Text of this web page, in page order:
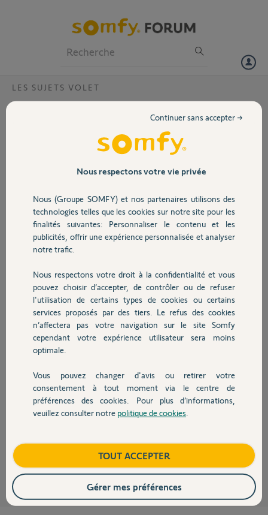
Volet
Sécurité
Domotique
Chauffage
Autres produits
Devis avec un pro
Contact
LES SUJETS VOLET
Moteur court Somfy Rolux,quelle nouvelle
Bonjour à toute la communauté,
Je me trouve actuellement dans une impasse...je dois remplacer un
moteur court de volet.Le moteur est démonté et est un moteur court
cm de longueur,d'un diamètre extérieur de 44 mm ayant un
engrenage intégré dans le tube à une profondeur de 9,5 cm .
connaissez-vous une équivalence?
Merci et bon après-midi
Participer au fil de discussion
Réponses
Bonjour,
En moteur court vous avez celui-cihttps://voleda.fr/moteur-somfy-
oximo-io/moteur-somfy-oxim...
Mais il est radio IO.
il y a environ 5 ans
Nous respectons votre vie privée
Nous (Groupe SOMFY) et nos partenaires utilisons des
technologies telles que les cookies sur notre site pour les
finalités suivantes: Personnaliser le contenu et les
publicités, offrir une expérience personnalisée et analyser
notre trafic.
Nous respectons votre droit à la confidentialité et vous
pouvez choisir d’accepter, de contrôler ou de refuser
l'utilisation de certains types de cookies ou certains
services proposés par des tiers. Le refus des cookies
n’affectera pas votre navigation sur le site Somfy
cependant votre expérience utilisateur sera moins
optimale.
Vous pouvez changer d'avis ou retirer votre
consentement à tout moment via le centre de
préférences des cookies. Pour plus d’informations,
veuillez consulter notre politique de cookies
Continuer sans accepter →
TOUT ACCEPTER
Gérer mes préférences